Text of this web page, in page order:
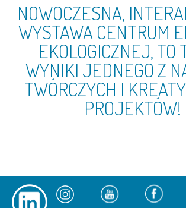
NOWOCZESNA,
WYSTAWA CENTRUM
EKOLOGICZNEJ, TO
WYNIKI JEDNEGO Z
TWÓRCZYCH I
PROJEKTÓW!